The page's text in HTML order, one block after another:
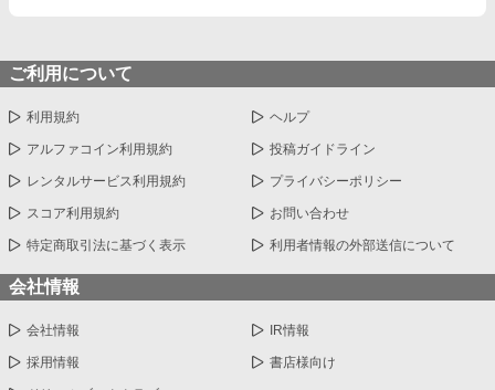
ご利用について
利用規約 ヘルプ
アルファコイン利用規約 投稿ガイドライン
レンタルサービス利用規約 プライバシーポリシー
スコア利用規約 お問い合わせ
特定商取引法に基づく表示 利用者情報の外部送信について
会社情報
会社情報 IR情報
採用情報 書店様向け